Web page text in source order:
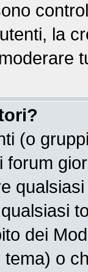
la
(o
dei
tema) o